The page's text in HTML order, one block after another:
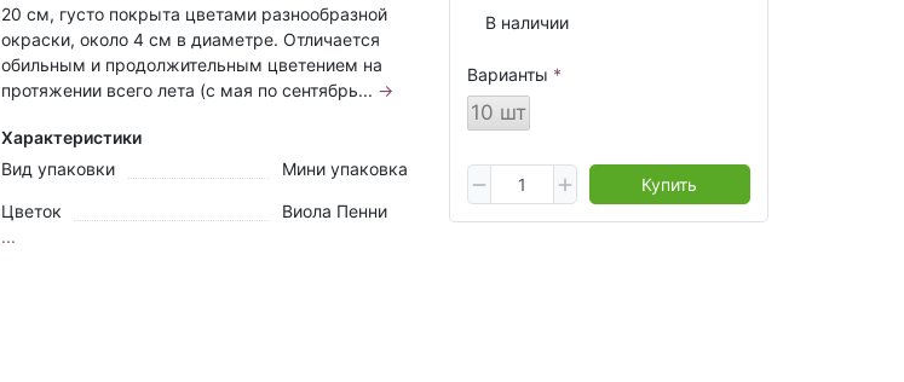
В наличии
Варианты
10 шт
Купить
20 см, густо покрыта цветами разнообразной
окраски, около 4 см в диаметре. Отличается
обильным и продолжительным цветением на
протяжении всего лета (с мая по сентябрь... →
Характеристики
Вид упаковки
Мини упаковка
Цветок
Виола Пенни
...